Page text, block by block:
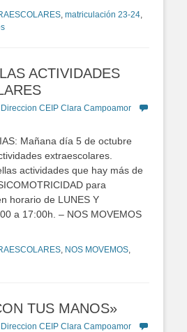
, matriculación 23-24,
ACTIVIDADES
Direccion CEIP Clara Campoamor
Mañana día 5 de octubre
extraescolares.
actividades que hay más de
para
horario de LUNES Y
a 17:00h. – NOS MOVEMOS
, NOS MOVEMOS,
TUS MANOS»
Direccion CEIP Clara Campoamor